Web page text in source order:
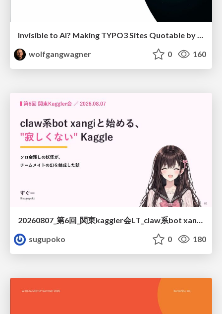
Invisible to AI? Making TYPO3 Sites Quotable by AI Search Systems
wolfgangwagner
0 160
sugupoko
0 180